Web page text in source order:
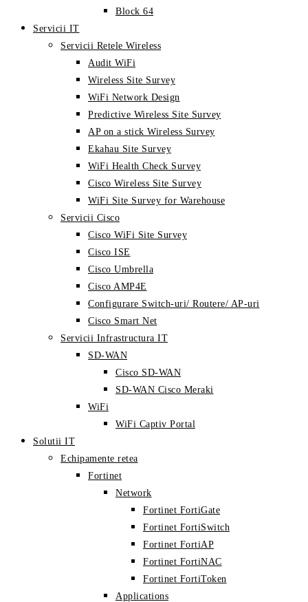
Block 64
Servicii IT
Servicii Retele Wireless
Audit WiFi
Wireless Site Survey
WiFi Network Design
Predictive Wireless Site Survey
AP on a stick Wireless Survey
Ekahau Site Survey
WiFi Health Check Survey
Cisco Wireless Site Survey
WiFi Site Survey for Warehouse
Servicii Cisco
Cisco WiFi Site Survey
Cisco ISE
Cisco Umbrella
Cisco AMP4E
Configurare Switch-uri/ Routere/ AP-uri
Cisco Smart Net
Servicii Infrastructura IT
SD-WAN
Cisco SD-WAN
SD-WAN Cisco Meraki
WiFi
WiFi Captiv Portal
Solutii IT
Echipamente retea
Fortinet
Network
Fortinet FortiGate
Fortinet FortiSwitch
Fortinet FortiAP
Fortinet FortiNAC
Fortinet FortiToken
Applications